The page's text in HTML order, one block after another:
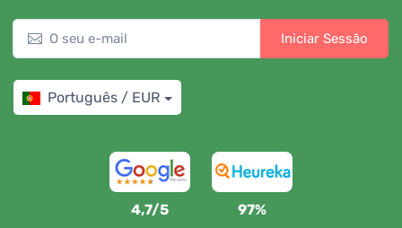
Iniciar Sessão
Português / EUR
4,7/5 97%